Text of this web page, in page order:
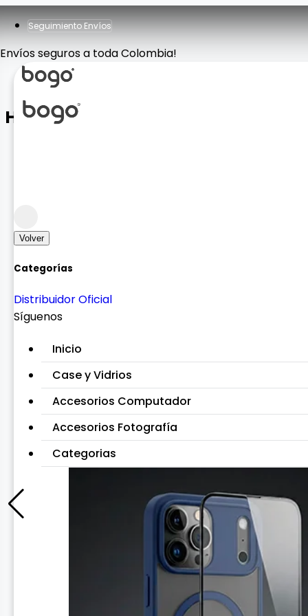
Seguimiento Envíos
Envíos seguros a toda Colombia!
Volver
Categorías
Distribuidor Oficial
Síguenos
Inicio
Case y Vidrios
Accesorios Computador
Accesorios Fotografía
Categorias
Holder Red